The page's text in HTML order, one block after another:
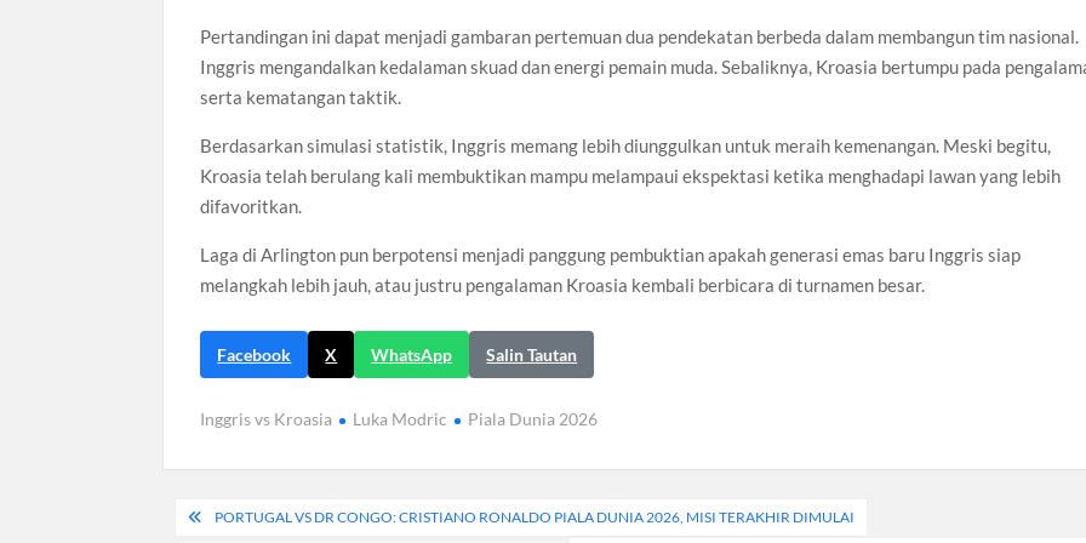
Pertandingan ini dapat menjadi gambaran pertemuan dua pendekatan berbeda dalam membangun tim nasional.
Inggris mengandalkan kedalaman skuad dan energi pemain muda. Sebaliknya, Kroasia bertumpu pada
serta kematangan taktik.
Berdasarkan simulasi statistik, Inggris memang lebih diunggulkan untuk meraih kemenangan. Meski begitu,
Kroasia telah berulang kali membuktikan mampu melampaui ekspektasi ketika menghadapi lawan yang lebih
difavoritkan.
Laga di Arlington pun berpotensi menjadi panggung pembuktian apakah generasi emas baru Inggris siap
melangkah lebih jauh, atau justru pengalaman Kroasia kembali berbicara di turnamen besar.
Facebook X WhatsApp Salin Tautan
Inggris vs Kroasia Luka Modric Piala Dunia 2026
Navigasi
PORTUGAL VS DR CONGO: CRISTIANO RONALDO PIALA DUNIA 2026, MISI TERAKHIR DIMULAI